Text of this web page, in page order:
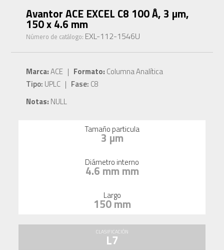
Avantor ACE EXCEL C8 100 Å, 3 µm,
150 x 4.6 mm
Número de catálogo: EXL-112-1546U
Marca:ACE | Formato: Columna Analítica
Tipo: UPLC | Fase: C8
Notas: NULL
Tamaño particula
3 µm
Diámetro interno
4.6 mm mm
Largo
150 mm
CLASIFICACIÓN
L7